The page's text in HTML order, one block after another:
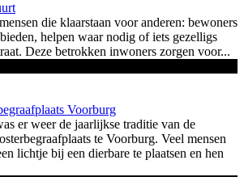
die klaarstaan voor anderen: bewoners
helpen waar nodig of iets gezelligs
Deze betrokken inwoners zorgen voor...
Voorburg
er weer de jaarlijkse traditie van de
te Voorburg. Veel mensen
lichtje bij een dierbare te plaatsen en hen